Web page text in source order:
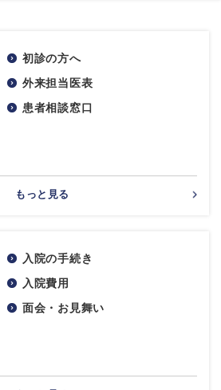
初診の方へ
外来担当医表
患者相談窓口
もっと見る
入院の手続き
入院費用
面会・お見舞い